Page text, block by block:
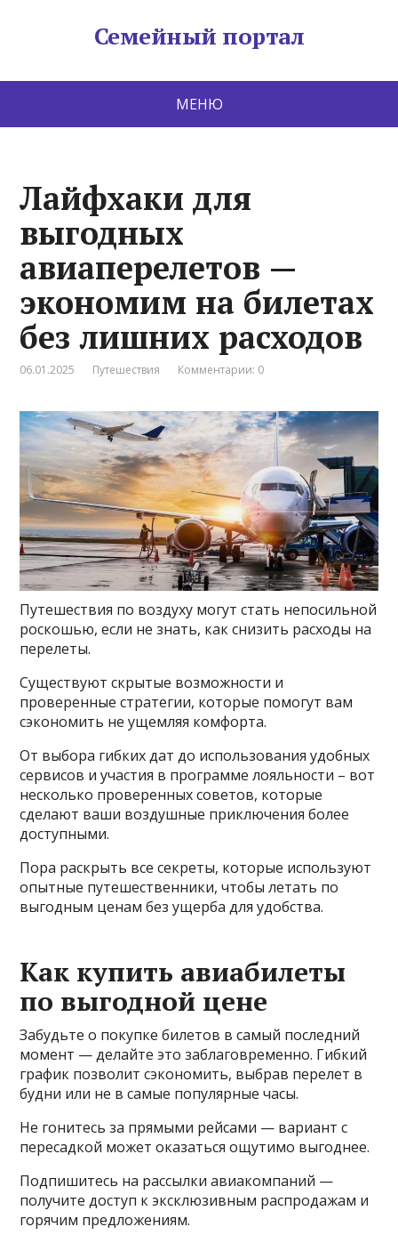
Семейный портал
МЕНЮ
Лайфхаки для
выгодных
авиаперелетов —
экономим на билетах
без лишних расходов
06.01.2025 Путешествия Комментарии: 0
Путешествия по воздуху могут стать непосильной
роскошью, если не знать, как снизить расходы на
перелеты.
Существуют скрытые возможности и
проверенные стратегии, которые помогут вам
сэкономить не ущемляя комфорта.
От выбора гибких дат до использования удобных
сервисов и участия в программе лояльности – вот
несколько проверенных советов, которые
сделают ваши воздушные приключения более
доступными.
Пора раскрыть все секреты, которые используют
опытные путешественники, чтобы летать по
выгодным ценам без ущерба для удобства.
Как купить авиабилеты
по выгодной цене
Забудьте о покупке билетов в самый последний
момент — делайте это заблаговременно. Гибкий
график позволит сэкономить, выбрав перелет в
будни или не в самые популярные часы.
Не гонитесь за прямыми рейсами — вариант с
пересадкой может оказаться ощутимо выгоднее.
Подпишитесь на рассылки авиакомпаний —
получите доступ к эксклюзивным распродажам и
горячим предложениям.